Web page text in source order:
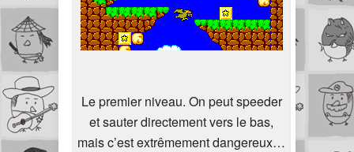
Le premier niveau. On peut speeder
et sauter directement vers le bas,
mais c’est extrêmement dangereux…